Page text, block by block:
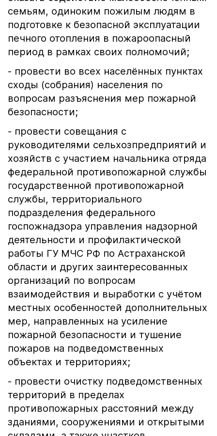
семьям, одиноким пожилым людям в
подготовке к безопасной эксплуатации
печного отопления в пожароопасный
период в рамках своих полномочий;
- провести во всех населённых пунктах
сходы (собрания) населения по
вопросам разъяснения мер пожарной
безопасности;
- провести совещания с
руководителями сельхозпредприятий и
хозяйств с участием начальника отряда
федеральной противопожарной службы
государственной противопожарной
службы, территориального
подразделения федерального
госпожнадзора управления надзорной
деятельности и профилактической
работы ГУ МЧС РФ по Астраханской
области и других заинтересованных
организаций по вопросам
взаимодействия и выработки с учётом
местных особенностей дополнительных
мер, направленных на усиление
пожарной безопасности и тушение
пожаров на подведомственных
объектах и территориях;
- провести очистку подведомственных
территорий в пределах
противопожарных расстояний между
зданиями, сооружениями и открытыми